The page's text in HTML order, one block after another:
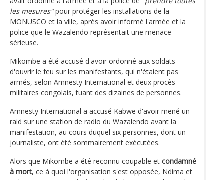
les mesures"pour protéger les installations de la
MONUSCO et la ville, après avoir informé l'armée et la
police que le Wazalendo représentait une menace
sérieuse.
Mikombe a été accusé d'avoir ordonné aux soldats
d'ouvrir le feu sur les manifestants, qui n'étaient pas
armés, selon Amnesty International et deux procès
militaires congolais, tuant des dizaines de personnes.
Amnesty International a accusé Kabwe d'avoir mené un
raid sur une station de radio du Wazalendo avant la
manifestation, au cours duquel six personnes, dont un
journaliste, ont été sommairement exécutées.
Alors que Mikombe a été reconnu coupable et condamné
à mort, ce à quoi l'organisation s'est opposée, Ndima et